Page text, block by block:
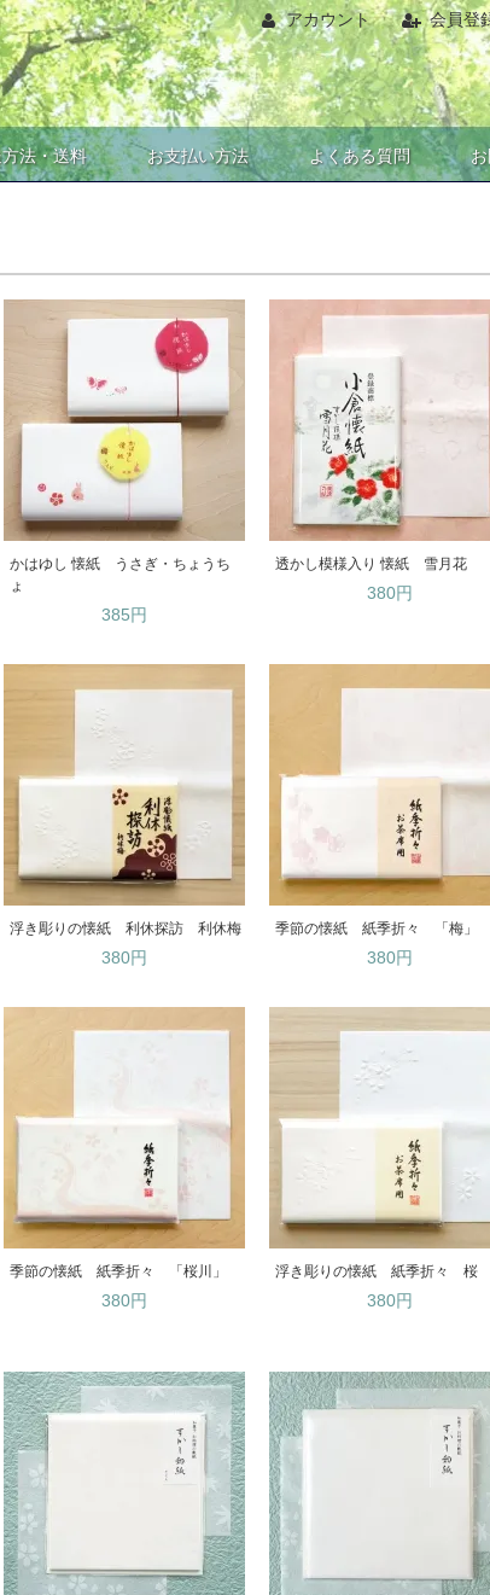
アカウント 会員登
法・送料 お支払い方法 よくある質問
かはゆし 懐紙 うさぎ・ちょうち
ょ
385円
透かし模様入り 懐紙 雪月花
380円
浮き彫りの懐紙 利休探訪 利休梅
380円
季節の懐紙 紙季折々 「梅」
380円
季節の懐紙 紙季折々 「桜川」
380円
浮き彫りの懐紙 紙季折々 桜
380円